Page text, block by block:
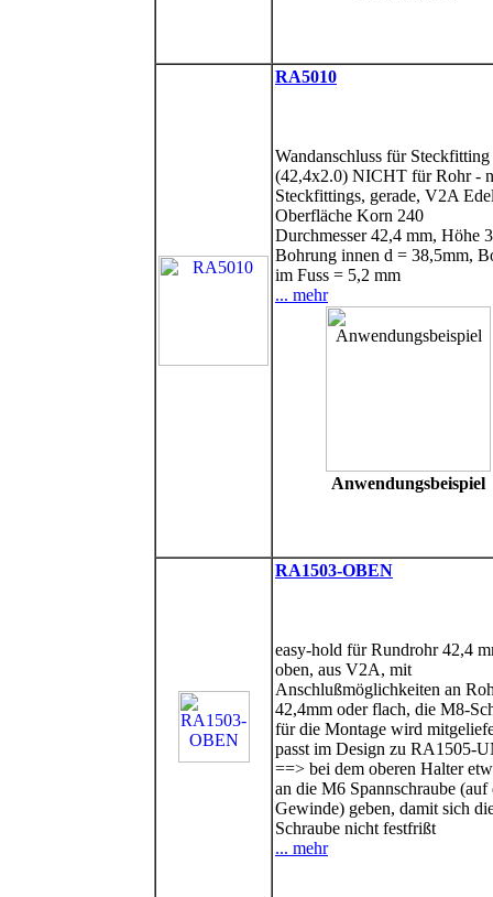
RA5010
Wandanschluss für Steckfitting
(42,4x2.0) NICHT für Rohr -
Steckfittings, gerade, V2A
Oberfläche Korn 240
Durchmesser 42,4 mm, Höhe
Bohrung innen d = 38,5mm,
im Fuss = 5,2 mm
... mehr
Anwendungsbeispiel
RA1503-OBEN
easy-hold für Rundrohr 42,4
oben, aus V2A, mit
Anschlußmöglichkeiten an
42,4mm oder flach, die M8-
für die Montage wird
passt im Design zu RA1505-
==> bei dem oberen Halter
an die M6 Spannschraube (auf
Gewinde) geben, damit sich
Schraube nicht festfrißt
... mehr